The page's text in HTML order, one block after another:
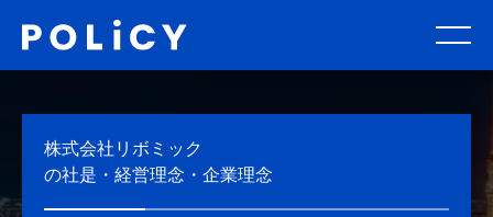
株式会社リボミック
の社是・経営理念・企業理念